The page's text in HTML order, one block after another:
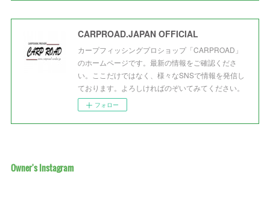
CARPROAD.JAPAN OFFICIAL
カープフィッシングプロショップ「CARPROAD」
のホームページです。最新の情報をご確認くださ
い。ここだけではなく、様々なSNSで情報を発信し
ております。よろしければのぞいてみてください。
フォロー
Owner's Instagram